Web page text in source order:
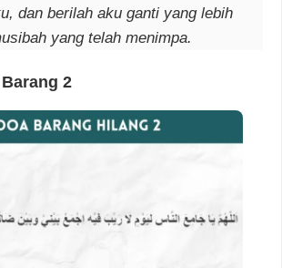
dan berilah aku ganti yang lebih
yang telah menimpa.
2